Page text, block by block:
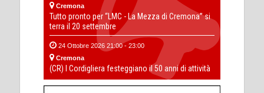
Cremona
Tutto pronto per “LMC - La Mezza di Cremona” si
terra il 20 settembre
24 Ottobre 2026 21:00 - 23:00
Cremona
(CR) I Cordigliera festeggiano il 50 anni di attività